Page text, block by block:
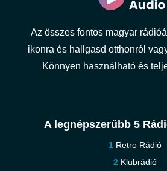
Az összes fontos magyar
ikonra és hallgasd otthonról
Könnyen használható és
A legnépszerűbb 5
Retro Rádió
Klubrádió